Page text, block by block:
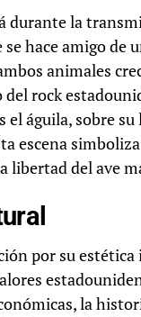
durante la
hace amigo de
animales
rock
águila, sobre
escena
libertad del ave
por su
la